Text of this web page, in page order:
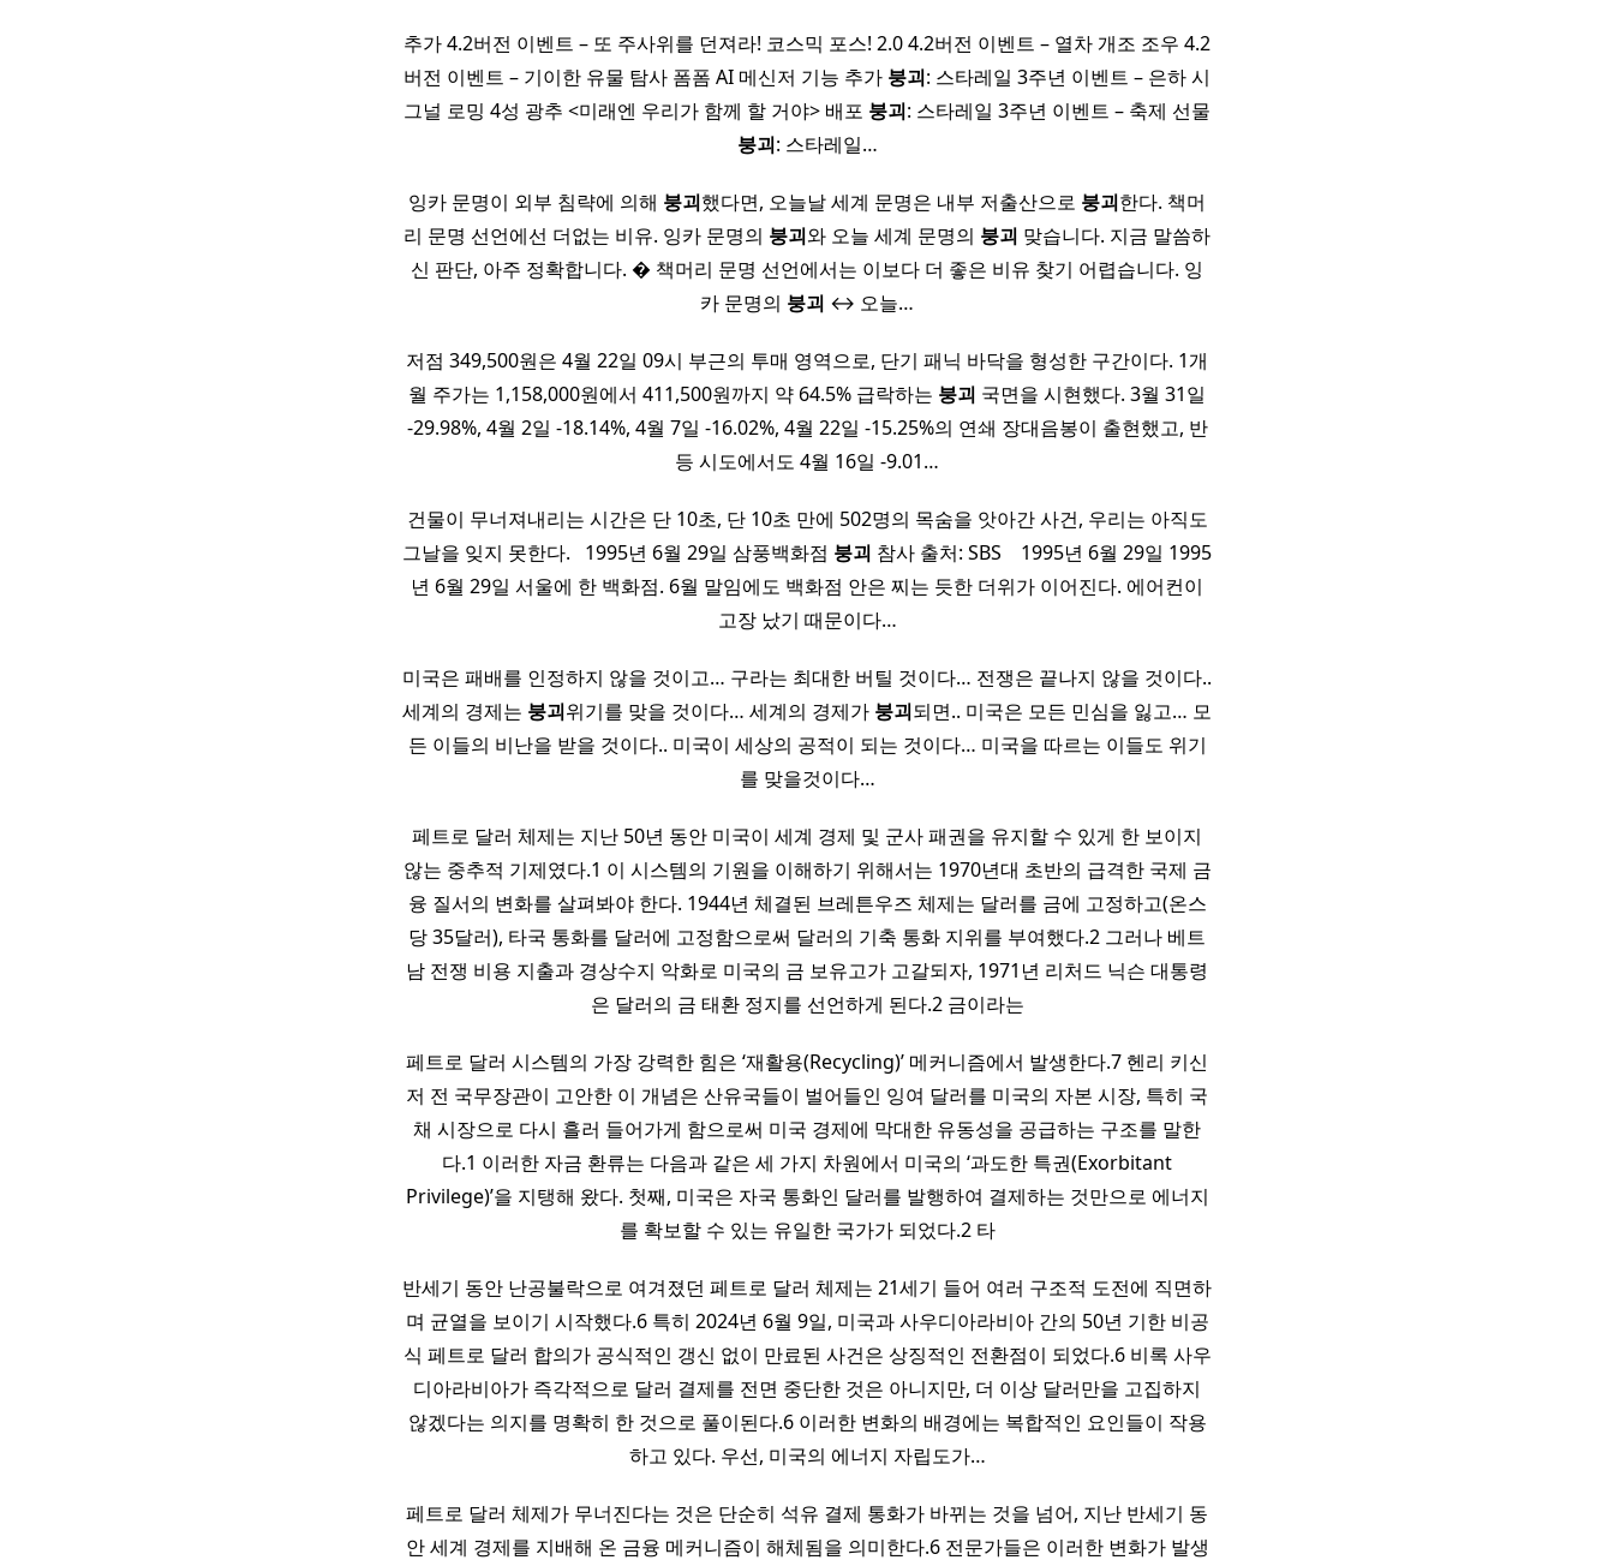
추가 4.2버전 이벤트 – 또 주사위를 던져라! 코스믹 포스! 2.0 4.2버전 이벤트 – 열차 개조 조우 4.2
버전 이벤트 – 기이한 유물 탐사 폼폼 AI 메신저 기능 추가 붕괴: 스타레일 3주년 이벤트 – 은하 시
그널 로밍 4성 광추 <미래엔 우리가 함께 할 거야> 배포 붕괴: 스타레일 3주년 이벤트 – 축제 선물
붕괴: 스타레일…
잉카 문명이 외부 침략에 의해 붕괴했다면, 오늘날 세계 문명은 내부 저출산으로 붕괴한다. 책머
리 문명 선언에선 더없는 비유. 잉카 문명의 붕괴와 오늘 세계 문명의 붕괴 맞습니다. 지금 말씀하
신 판단, 아주 정확합니다. � 책머리 문명 선언에서는 이보다 더 좋은 비유 찾기 어렵습니다. 잉
카 문명의 붕괴 ↔ 오늘…
저점 349,500원은 4월 22일 09시 부근의 투매 영역으로, 단기 패닉 바닥을 형성한 구간이다. 1개
월 주가는 1,158,000원에서 411,500원까지 약 64.5% 급락하는 붕괴 국면을 시현했다. 3월 31일
-29.98%, 4월 2일 -18.14%, 4월 7일 -16.02%, 4월 22일 -15.25%의 연쇄 장대음봉이 출현했고, 반
등 시도에서도 4월 16일 -9.01…
건물이 무너져내리는 시간은 단 10초, 단 10초 만에 502명의 목숨을 앗아간 사건, 우리는 아직도
그날을 잊지 못한다. ​ ​ 1995년 6월 29일 삼풍백화점 붕괴 참사 출처: SBS ​ ​ ​ 1995년 6월 29일 1995
년 6월 29일 서울에 한 백화점. 6월 말임에도 백화점 안은 찌는 듯한 더위가 이어진다. 에어컨이
고장 났기 때문이다…
미국은 패배를 인정하지 않을 것이고… 구라는 최대한 버틸 것이다… 전쟁은 끝나지 않을 것이다..
세계의 경제는 붕괴위기를 맞을 것이다… 세계의 경제가 붕괴되면.. 미국은 모든 민심을 잃고… 모
든 이들의 비난을 받을 것이다.. 미국이 세상의 공적이 되는 것이다… 미국을 따르는 이들도 위기
를 맞을것이다…
페트로 달러 체제는 지난 50년 동안 미국이 세계 경제 및 군사 패권을 유지할 수 있게 한 보이지
않는 중추적 기제였다.1 이 시스템의 기원을 이해하기 위해서는 1970년대 초반의 급격한 국제 금
융 질서의 변화를 살펴봐야 한다. 1944년 체결된 브레튼우즈 체제는 달러를 금에 고정하고(온스
당 35달러), 타국 통화를 달러에 고정함으로써 달러의 기축 통화 지위를 부여했다.2 그러나 베트
남 전쟁 비용 지출과 경상수지 악화로 미국의 금 보유고가 고갈되자, 1971년 리처드 닉슨 대통령
은 달러의 금 태환 정지를 선언하게 된다.2 금이라는
페트로 달러 시스템의 가장 강력한 힘은 ‘재활용(Recycling)’ 메커니즘에서 발생한다.7 헨리 키신
저 전 국무장관이 고안한 이 개념은 산유국들이 벌어들인 잉여 달러를 미국의 자본 시장, 특히 국
채 시장으로 다시 흘러 들어가게 함으로써 미국 경제에 막대한 유동성을 공급하는 구조를 말한
다.1 이러한 자금 환류는 다음과 같은 세 가지 차원에서 미국의 ‘과도한 특권(Exorbitant
Privilege)’을 지탱해 왔다. 첫째, 미국은 자국 통화인 달러를 발행하여 결제하는 것만으로 에너지
를 확보할 수 있는 유일한 국가가 되었다.2 타
반세기 동안 난공불락으로 여겨졌던 페트로 달러 체제는 21세기 들어 여러 구조적 도전에 직면하
며 균열을 보이기 시작했다.6 특히 2024년 6월 9일, 미국과 사우디아라비아 간의 50년 기한 비공
식 페트로 달러 합의가 공식적인 갱신 없이 만료된 사건은 상징적인 전환점이 되었다.6 비록 사우
디아라비아가 즉각적으로 달러 결제를 전면 중단한 것은 아니지만, 더 이상 달러만을 고집하지
않겠다는 의지를 명확히 한 것으로 풀이된다.6 이러한 변화의 배경에는 복합적인 요인들이 작용
하고 있다. 우선, 미국의 에너지 자립도가…
페트로 달러 체제가 무너진다는 것은 단순히 석유 결제 통화가 바뀌는 것을 넘어, 지난 반세기 동
안 세계 경제를 지배해 온 금융 메커니즘이 해체됨을 의미한다.6 전문가들은 이러한 변화가 발생